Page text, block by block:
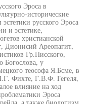
Эроса в
исторические
русского Эроса
и эстетике,
христианской
Дионисий Ареопагит,
Гр.Нисского,
у
теософа Я.Бсме, в
Фихте, Г.В.Ф. Гегеля,
влияние на ход
Эроса